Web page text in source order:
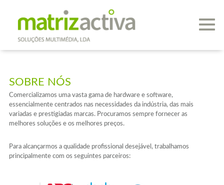
SOBRE NÓS
Comercializamos uma vasta gama de hardware e software,
essencialmente centrados nas necessidades da indústria, das mais
variadas e prestigiadas marcas. Procuramos sempre fornecer as
melhores soluções e os melhores preços.
Para alcançarmos a qualidade profissional desejável, trabalhamos
principalmente com os seguintes parceiros: